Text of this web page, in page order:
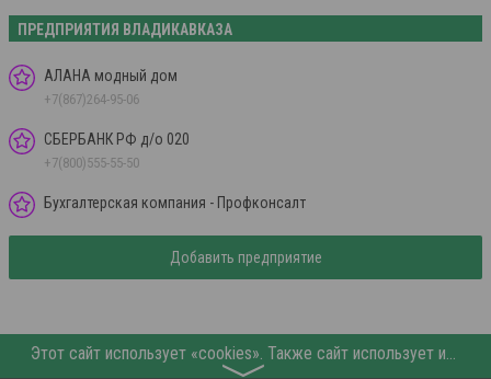
ПРЕДПРИЯТИЯ ВЛАДИКАВКАЗА
АЛАНА модный дом
+7(867)264-95-06
СБЕРБАНК РФ д/о 020
+7(800)555-55-50
Бухгалтерская компания - Профконсалт
Добавить предприятие
Этот сайт использует «cookies». Также сайт использует интернет-сервис для сбора технических данных касательно посетителей с целью получения маркетинговой и статистической информации. Условия обработки данных посетителей сайта см.
〉